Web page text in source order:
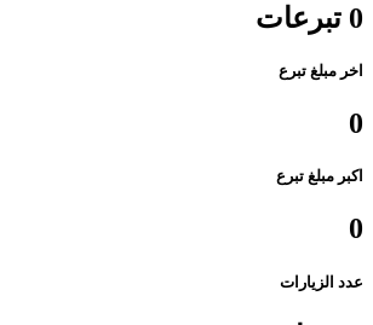
0 تبرعات
اخر مبلغ تبرع
0
اكبر مبلغ تبرع
0
عدد الزيارات